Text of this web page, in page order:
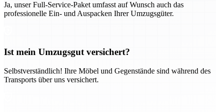
Ja, unser Full-Service-Paket umfasst auf Wunsch auch das
professionelle Ein- und Auspacken Ihrer Umzugsgüter.
Ist mein Umzugsgut versichert?
Selbstverständlich! Ihre Möbel und Gegenstände sind während des
Transports über uns versichert.